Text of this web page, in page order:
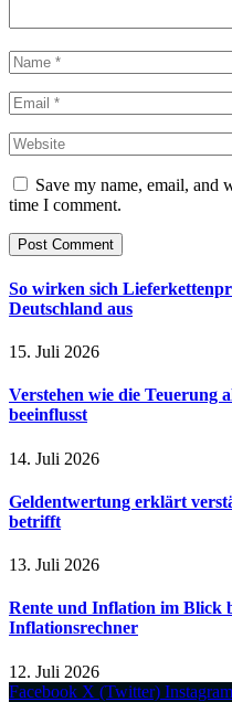
Save my name, email, and
time I comment.
So wirken sich
Deutschland aus
15. Juli 2026
Verstehen wie die Teuerung
beeinflusst
14. Juli 2026
Geldentwertung erklärt
betrifft
13. Juli 2026
Rente und Inflation im Blick
Inflationsrechner
12. Juli 2026
Facebook X (Twitter) Instagram